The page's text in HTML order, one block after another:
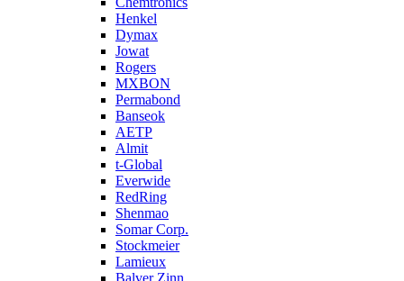
Henkel
Dymax
Jowat
Rogers
MXBON
Permabond
Banseok
AETP
Almit
t-Global
Everwide
RedRing
Shenmao
Somar Corp.
Stockmeier
Lamieux
Balver Zinn